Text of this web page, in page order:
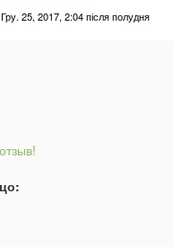
25, 2017, 2:04 після полудня